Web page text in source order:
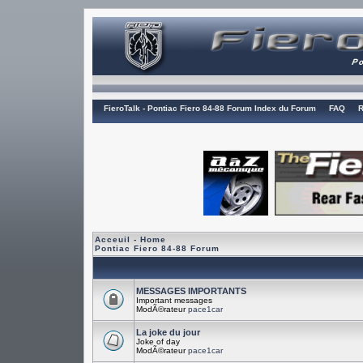
FieroTalk - Pontiac Fiero 84-88 Forum Index du Forum FAQ
Acceuil - Home
Pontiac Fiero 84-88 Forum
MESSAGES IMPORTANTS
Important messages
ModÃ©rateurpace1car
La joke du jour
Joke of day
ModÃ©rateurpace1car